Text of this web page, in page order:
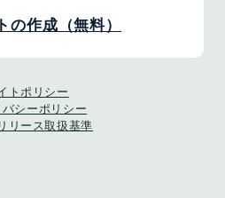
の作成（無料）
トポリシー
バシーポリシー
リース取扱基準